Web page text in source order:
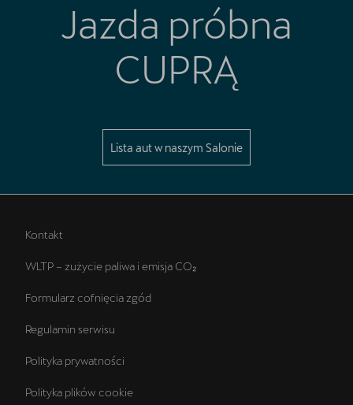
Jazda próbna
CUPRĄ
Lista aut w naszym Salonie
Kontakt
WLTP – zużycie paliwa i emisja CO₂
Formularz cofnięcia zgód
Regulamin serwisu
Polityka prywatności
Polityka plików cookie